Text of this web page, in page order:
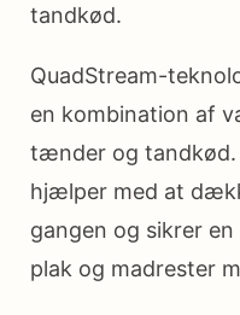
tandkød.
QuadStream-
en kombination af
tænder og tandkød.
hjælper med at
gangen og sikrer
plak og madrester